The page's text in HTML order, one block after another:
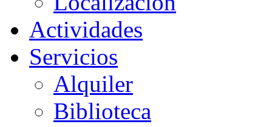
Actividades
Servicios
Alquiler
Biblioteca